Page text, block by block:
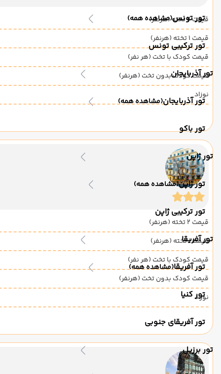
تور تونس(مشاهده همه)
تور ترکیبی تونس
تور آذربایجان
تور آذربایجان(مشاهده همه)
تور باکو
تور ژاپن
تور ژاپن(مشاهده همه)
تور ترکیبی ژاپن
تور آفریقا
تور آفریقا(مشاهده همه)
تور کنیا
تور آفریقای جنوبی
تور برزیل
قیمت 2 تخته (هرنفر)
قیمت 1 تخته (هرنفر)
قیمت کودک با تخت (هر نفر)
قیمت کودک بدون تخت (هرنفر)
نوزاد
قیمت 2 تخته (هرنفر)
قیمت 1 تخته (هرنفر)
قیمت کودک با تخت (هر نفر)
قیمت کودک بدون تخت (هرنفر)
نوزاد